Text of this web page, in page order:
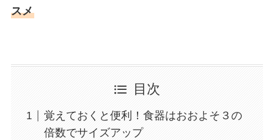
スメ
目次
覚えておくと便利！食器はおおよそ３の
倍数でサイズアップ